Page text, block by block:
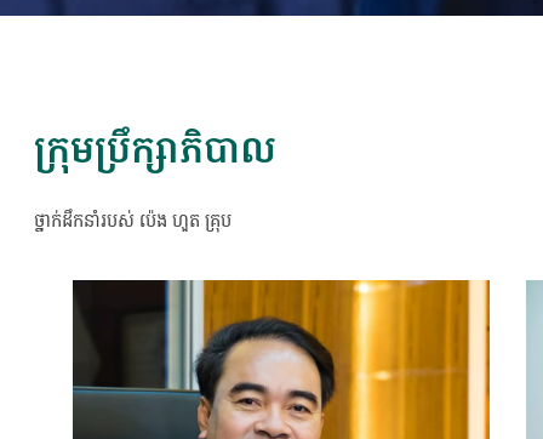
ក្រុមប្រឹក្សាភិបាល
ថ្នាក់ដឹកនាំរបស់ ប៉េង ហួត គ្រុប